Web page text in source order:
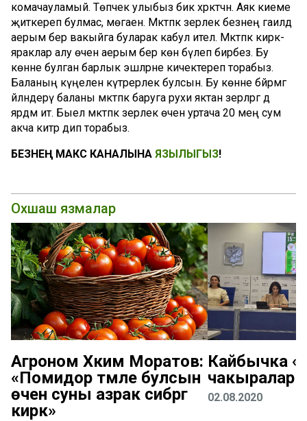
комачауламый. Төпчек улыбыз бик хәрәкәтчән. Аяк киеме
җиткереп булмас, мөгаен. Мәктәпкә әзерлек безнең гаиләдә
аерым бер вакыйга буларак кабул ителә. Мәктәпкә кирәк-
яраклар алу өчен аерым бер көн бүлеп бирәбез. Бу
көнне булган барлык эшләрне кичектереп торабыз.
Баланың күңелен күтәрерлек булсын. Бу көнне бәйрәмгә
әйләндерү баланы мәктәпкә баруга рухи яктан әзерләргә дә
ярдәм итә. Быел мәктәпкә әзерлек өчен уртача 20 мең сум
акча китәр дип торабыз.
БЕЗНЕҢ МАКС КАНАЛЫНА ЯЗЫЛЫГЫЗ!
Охшаш язмалар
Агроном Хәким Моратов:
«Помидор тәмле булсын
өчен суны азрак сибәргә
кирәк»
Кайбычка
чакыралар
02.08.2020